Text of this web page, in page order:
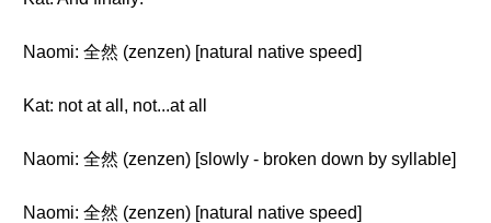
Naomi: 全然 (zenzen) [natural native speed]
Kat: not at all, not...at all
Naomi: 全然 (zenzen) [slowly - broken down by syllable]
Naomi: 全然 (zenzen) [natural native speed]